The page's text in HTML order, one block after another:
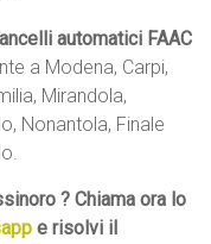
automatici FAAC
a Modena, Carpi,
Mirandola,
Nonantola, Finale
? Chiama ora lo
e risolvi il